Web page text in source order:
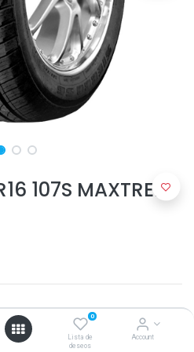
0
Lista de
deseos
Account
107S MAXTREK